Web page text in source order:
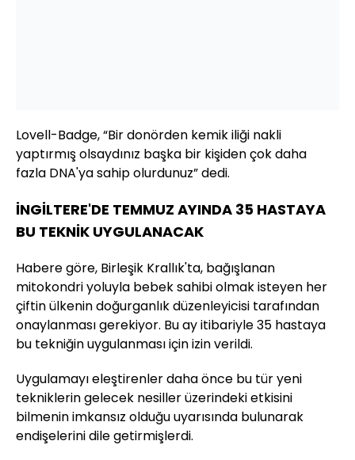
Lovell-Badge, “Bir donörden kemik iliği nakli
yaptırmış olsaydınız başka bir kişiden çok daha
fazla DNA'ya sahip olurdunuz” dedi.
İNGİLTERE'DE TEMMUZ AYINDA 35 HASTAYA
BU TEKNİK UYGULANACAK
Habere göre, Birleşik Krallık'ta, bağışlanan
mitokondri yoluyla bebek sahibi olmak isteyen her
çiftin ülkenin doğurganlık düzenleyicisi tarafından
onaylanması gerekiyor. Bu ay itibariyle 35 hastaya
bu tekniğin uygulanması için izin verildi.
Uygulamayı eleştirenler daha önce bu tür yeni
tekniklerin gelecek nesiller üzerindeki etkisini
bilmenin imkansız olduğu uyarısında bulunarak
endişelerini dile getirmişlerdi.